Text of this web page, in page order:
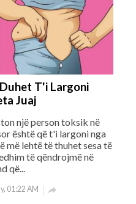
T'i Largoni
Juaj
një person toksik në
është që t'i largoni nga
më lehtë të thuhet sesa të
të qëndrojmë në
që...
01:22 AM 